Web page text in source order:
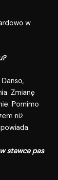
w
Zmianę
Pomimo
niż
stawce pas